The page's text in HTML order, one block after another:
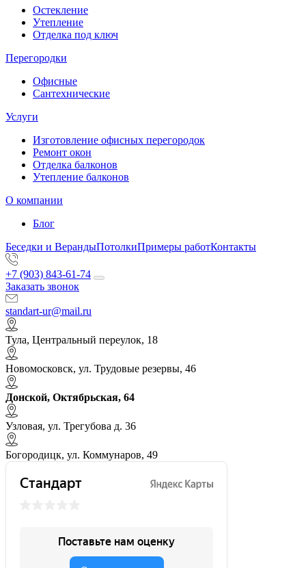
Остекление
Утепление
Отделка под ключ
Перегородки
Офисные
Сантехнические
Услуги
Изготовление офисных перегородок
Ремонт окон
Отделка балконов
Утепление балконов
О компании
Блог
Беседки и ВерандыПотолкиПримеры работКонтакты
+7 (903) 843-61-74
Заказать звонок
standart-ur@mail.ru
Тула, Центральный переулок, 18
Новомосковск, ул. Трудовые резервы, 46
Донской, Октябрьская, 64
Узловая, ул. Трегубова д. 36
Богородицк, ул. Коммунаров, 49